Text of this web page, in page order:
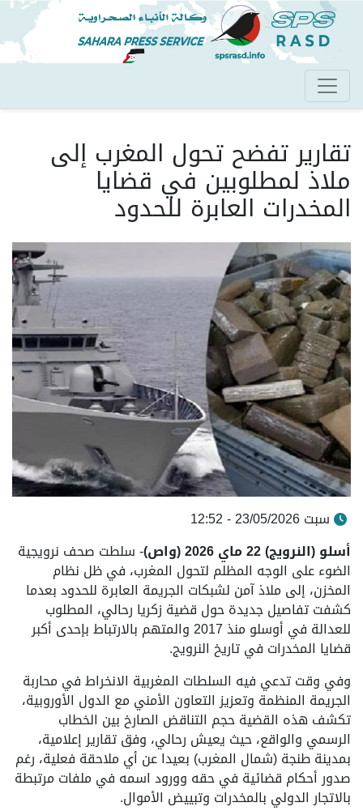
تجاوز
إلى
المحتوى
الرئيسي
تقارير تفضح تحول المغرب إلى
ملاذ لمطلوبين في قضايا
المخدرات العابرة للحدود
سبت 23/05/2026 - 12:52
أسلو(النرويج)22 ماي 2026 (واص) - سلطت صحف نرويجية
الضوء على الوجه المظلم لتحول المغرب، في ظل نظام
المخزن، إلى ملاذ آمن لشبكات الجريمة العابرة للحدود بعدما
كشفت تفاصيل جديدة حول قضية زكريا رحالي، المطلوب
للعدالة في أوسلو منذ 2017 والمتهم بالارتباط بإحدى أكبر
قضايا المخدرات في تاريخ النرويج.
وفي وقت تدعي فيه السلطات المغربية الانخراط في محاربة
الجريمة المنظمة وتعزيز التعاون الأمني مع الدول الأوروبية،
تكشف هذه القضية حجم التناقض الصارخ بين الخطاب
الرسمي والواقع، حيث يعيش رحالي، وفق تقارير إعلامية،
بمدينة طنجة (شمال المغرب) بعيدا عن أي ملاحقة فعلية، رغم
صدور أحكام قضائية في حقه وورود اسمه في ملفات مرتبطة
بالاتجار الدولي بالمخدرات وتبييض الأموال.